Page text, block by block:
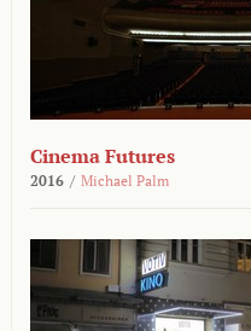
Cinema Futures
2016 / Michael Palm